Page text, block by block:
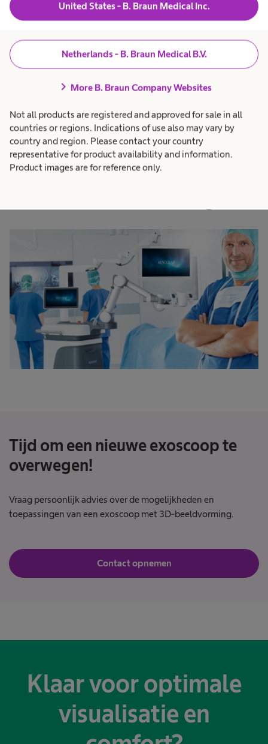
United States - B. Braun Medical Inc.
Netherlands - B. Braun Medical B.V.
chevron_right More B. Braun Company Websites
Not all products are registered and approved for sale in all
countries or regions. Indications of use also may vary by
country and region. Please contact your country
representative for product availability and information.
Product images are for reference only.
Echte pioniers werken
rechtop.
Focus op de toekomst met
Tijd om een nieuwe exoscoop te
overwegen!
Vraag persoonlijk advies over de mogelijkheden en
toepassingen van een exoscoop met 3D-beeldvorming.
Contact opnemen
Klaar voor optimale
visualisatie en